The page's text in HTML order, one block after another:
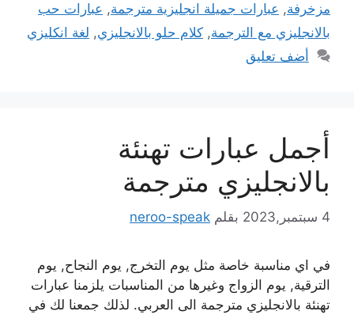
مزخرفة, عبارات جميلة انجليزية مترجمة, عبارات حب
بالانجليزي مع الترجمة, كلام حلو بالانجليزي, لغة انكليزي
أضف تعليق
أجمل عبارات تهنئة
بالانجليزي مترجمة
4 سبتمبر,2023 بقلم neroo-speak
في اي مناسبة خاصة مثل يوم التخرج, يوم النجاح, يوم
الترقية, يوم الزواج وغيرها من المناسبات يلزمنا عبارات
تهنئة بالانجليزي مترجمة الى العربي. لذلك جمعنا لك في